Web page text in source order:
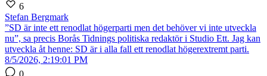
6
Stefan Bergmark
”SD är inte ett renodlat högerparti men det behöver vi inte utveckla
nu”, sa precis Borås Tidnings politiska redaktör i Studio Ett. Jag kan
utveckla åt henne: SD är i alla fall ett renodlat högerextremt parti.
8/5/2026, 2:19:01 PM
0